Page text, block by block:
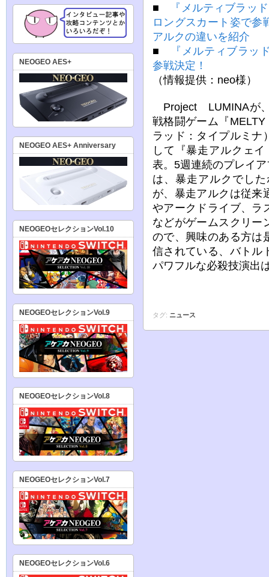
■
『メルティブラッ
ロングスカート姿で参
アルクの違いを紹介
■
『メルティブラッ
参戦決定！
（情報提供：neo様）
Project LUMINAが、
戦格闘ゲーム『
ラッド：タイプルミナ
して『暴走アルクェ
表。5週連続のプレイ
は、暴走アルクでし
が、暴走アルクは従来
やアークドライブ、ラ
などがゲームスクリー
ので、興味のある方は
信されている、バトル
パワフルな必殺技演出
タグ: ニュース
NEOGEO AES+
NEOGEO AES+ Anniversary
NEOGEOセレクションVol.10
NEOGEOセレクションVol.9
NEOGEOセレクションVol.8
NEOGEOセレクションVol.7
NEOGEOセレクションVol.6